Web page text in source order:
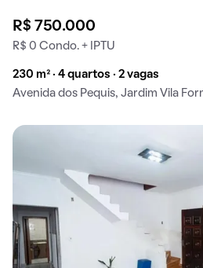
R$ 750.000
R$ 0 Condo. + IPTU
230 m² · 4 quartos · 2 vagas
Avenida dos Pequis, Jardim Vila